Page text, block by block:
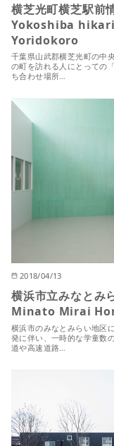
横芝光町横芝駅前
Yokoshiba
Yoridokoro
千葉県山武郡横芝光町の中
の町を訪れる人にとっての
ち合わせ場所…
2018/04/13
横浜市立みなと
Minato Mirai
横浜市のみなとみらい地区
発に伴い、一時的な学童数
道や高速道路…